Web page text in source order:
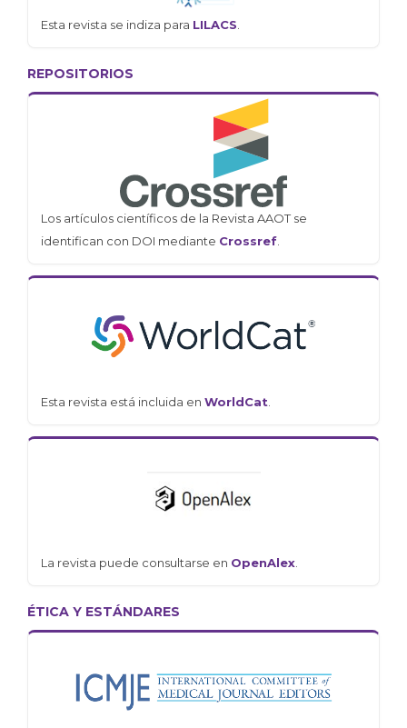
Esta revista se indiza para LILACS.
REPOSITORIOS
Los artículos científicos de la Revista AAOT se
identifican con DOI mediante Crossref.
Esta revista está incluida en WorldCat.
La revista puede consultarse en OpenAlex.
ÉTICA Y ESTÁNDARES